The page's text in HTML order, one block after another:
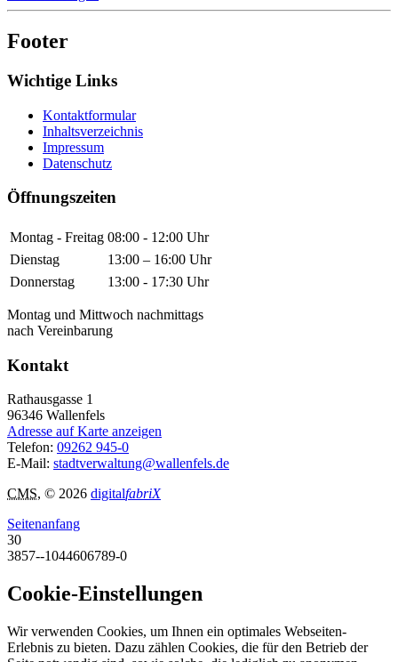
Footer
Wichtige Links
Kontaktformular
Inhaltsverzeichnis
Impressum
Datenschutz
Öffnungszeiten
Montag - Freitag 08:00 - 12:00 Uhr
Dienstag
13:00 – 16:00 Uhr
Donnerstag
13:00 - 17:30 Uhr
Montag und Mittwoch nachmittags
nach Vereinbarung
Kontakt
Rathausgasse 1
96346 Wallenfels
Adresse auf Karte anzeigen
Telefon: 09262 945-0
E-Mail: stadtverwaltung@wallenfels.de
CMS, © 2026 digitalfabriX
Seitenanfang
30
3857--1044606789-0
Cookie-Einstellungen
Wir verwenden Cookies, um Ihnen ein optimales Webseiten-
Erlebnis zu bieten. Dazu zählen Cookies, die für den Betrieb der